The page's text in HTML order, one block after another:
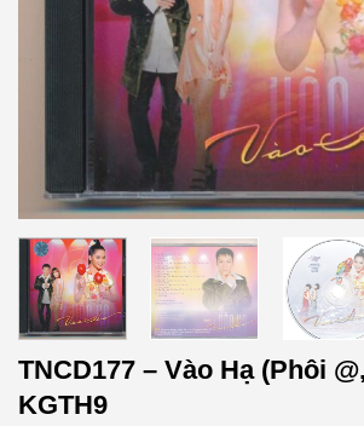
TNCD177 – Vào Hạ (Phôi
KGTH9